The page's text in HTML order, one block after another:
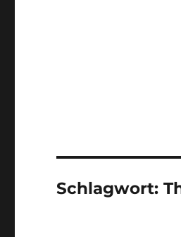
Schlagwort: